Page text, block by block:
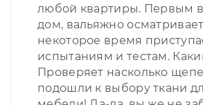
любой квартиры. Первым
дом, вальяжно
некоторое время
испытаниям и тестам.
Проверяет насколько
подошли к выбору ткани